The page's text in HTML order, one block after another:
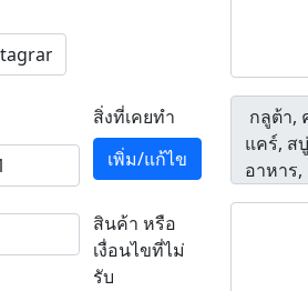
สิ่งที่เคยทำ
เพิ่ม/แก้ไข
สินค้า หรือ
เงื่อนไขที่ไม่
รับ